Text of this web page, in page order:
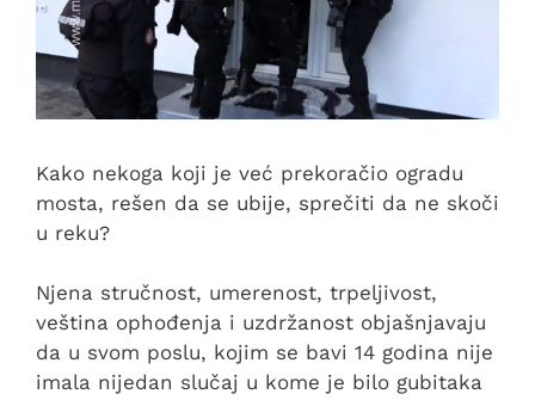
Kako nekoga koji je već prekoračio ogradu
mosta, rešen da se ubije, sprečiti da ne skoči
u reku?
Njena stručnost, umerenost, trpeljivost,
veština ophođenja i uzdržanost objašnjavaju
da u svom poslu, kojim se bavi 14 godina nije
imala nijedan slučaj u kome je bilo gubitaka